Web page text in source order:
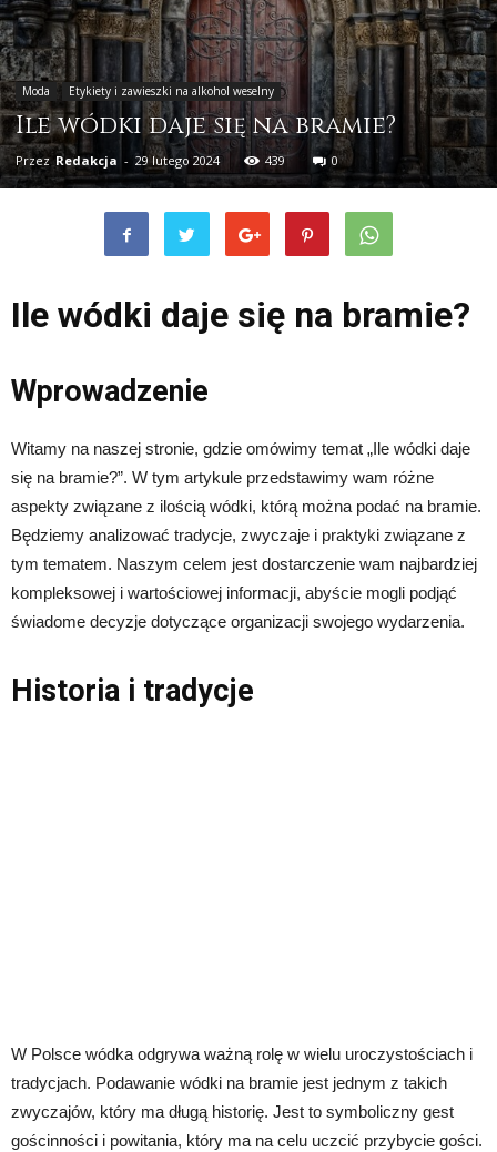
Moda Etykiety i zawieszki na alkohol weselny
Ile wódki daje się na bramie?
Przez Redakcja - 29 lutego 2024 439 0
Ile wódki daje się na bramie?
Wprowadzenie
Witamy na naszej stronie, gdzie omówimy temat „Ile wódki daje
się na bramie?”. W tym artykule przedstawimy wam różne
aspekty związane z ilością wódki, którą można podać na bramie.
Będziemy analizować tradycje, zwyczaje i praktyki związane z
tym tematem. Naszym celem jest dostarczenie wam najbardziej
kompleksowej i wartościowej informacji, abyście mogli podjąć
świadome decyzje dotyczące organizacji swojego wydarzenia.
Historia i tradycje
W Polsce wódka odgrywa ważną rolę w wielu uroczystościach i
tradycjach. Podawanie wódki na bramie jest jednym z takich
zwyczajów, który ma długą historię. Jest to symboliczny gest
gościnności i powitania, który ma na celu uczcić przybycie gości.